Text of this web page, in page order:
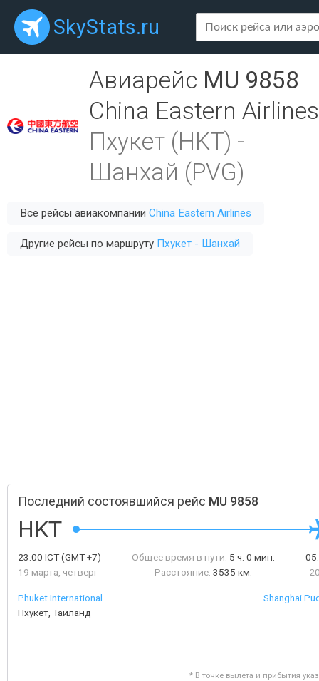
SkyStats.ru
Авиарейс MU 9858
China Eastern Airlines
Пхукет (HKT) -
Шанхай (PVG)
Все рейсы авиакомпании China Eastern Airlines
Другие рейсы по маршруту Пхукет - Шанхай
Последний состоявшийся рейс MU 9858
HKT
23:00 ICT(GMT +7)
19 марта, четверг
Общее время в пути: 5 ч. 0 мин.
Расстояние: 3535 км.
Phuket International
Пхукет, Таиланд
Shanghai
* В точке вылета и прибытия